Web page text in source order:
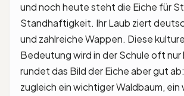
und noch heute steht die Eiche für
Standhaftigkeit. Ihr Laub ziert
und zahlreiche Wappen. Diese
Bedeutung wird in der Schule oft
rundet das Bild der Eiche aber gut
zugleich ein wichtiger Waldbaum,